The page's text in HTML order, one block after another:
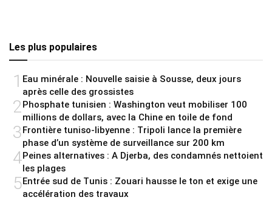
Les plus populaires
1 Eau minérale : Nouvelle saisie à Sousse, deux jours
après celle des grossistes
2Phosphate tunisien : Washington veut mobiliser 100
millions de dollars, avec la Chine en toile de fond
3Frontière tuniso-libyenne : Tripoli lance la première
phase d’un système de surveillance sur 200 km
4Peines alternatives : A Djerba, des condamnés nettoient
les plages
5Entrée sud de Tunis : Zouari hausse le ton et exige une
accélération des travaux